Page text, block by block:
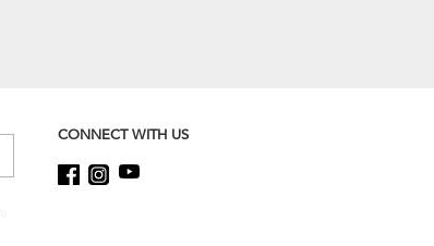
CONNECT WITH US